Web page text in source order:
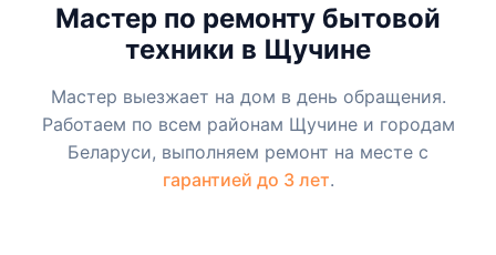
Мастер по ремонту бытовой
техники в Щучине
Мастер выезжает на дом в день обращения.
Работаем по всем районам Щучине и городам
Беларуси, выполняем ремонт на месте с
гарантией до 3 лет.